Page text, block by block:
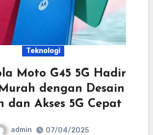
Teknologi
Moto G45 5G Hadir
dengan Desain
dan Akses 5G Cepat
admin
07/04/2025